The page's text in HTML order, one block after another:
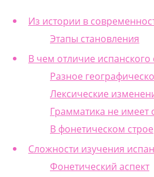
Из истории в
Этапы становления
В чем отличие испанского
Разное
Лексические
Грамматика не имеет
В фонетическом строе
Сложности изучения
Фонетический аспект